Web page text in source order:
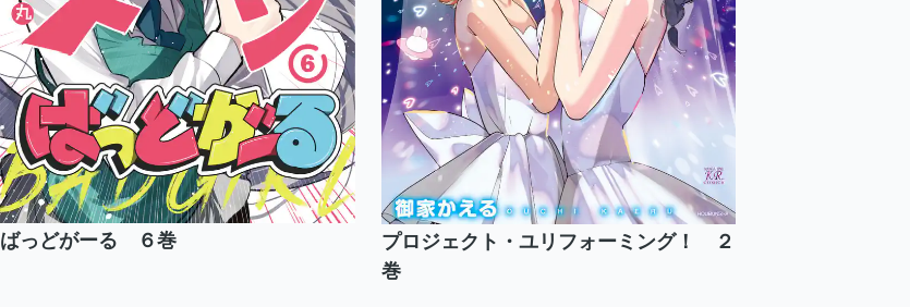
ばっどがーる ６巻
プロジェクト・ユリフォーミング！ ２
巻